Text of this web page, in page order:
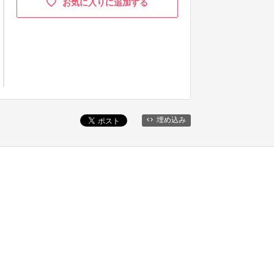
お気に入りに追加する
埋め込み